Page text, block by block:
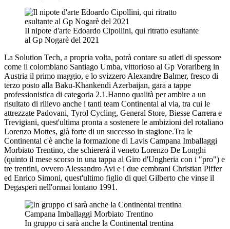
Il nipote d'arte Edoardo Cipollini, qui ritratto esultante
al Gp Nogarè del 2021
La Solution Tech, a propria volta, potrà contare su atleti di spessore
come il colombiano Santiago Umba, vittorioso al Gp Vorarlberg in
Austria il primo maggio, e lo svizzero Alexandre Balmer, fresco di
terzo posto alla Baku-Khankendi Azerbaijan, gara a tappe
professionistica di categoria 2.1.Hanno qualità per ambire a un
risultato di rilievo anche i tanti team Continental al via, tra cui le
attrezzate Padovani, Tyrol Cycling, General Store, Biesse Carrera e
Trevigiani, quest'ultima pronta a sostenere le ambizioni del rotaliano
Lorenzo Mottes, già forte di un successo in stagione.Tra le
Continental c'è anche la formazione di Lavis Campana Imballaggi
Morbiato Trentino, che schiererà il veneto Lorenzo De Longhi
(quinto il mese scorso in una tappa al Giro d'Ungheria con i "pro") e
tre trentini, ovvero Alessandro Avi e i due cembrani Christian Piffer
ed Enrico Simoni, quest'ultimo figlio di quel Gilberto che vinse il
Degasperi nell'ormai lontano 1991.
In gruppo ci sarà anche la Continental trentina